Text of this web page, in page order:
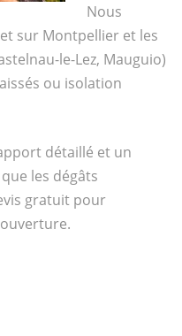
Nous
sur Montpellier et les
le-Lez, Mauguio)
ou isolation
détaillé et un
les dégâts
gratuit pour